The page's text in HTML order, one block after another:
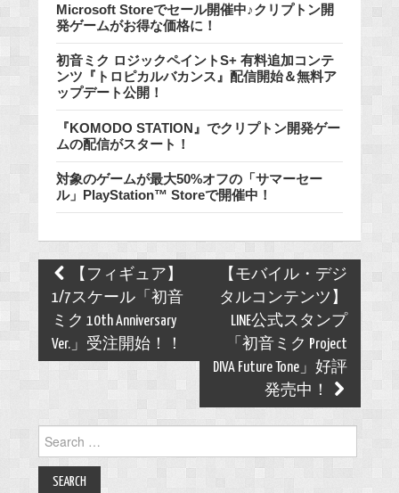
Microsoft Storeでセール開催中♪クリプトン開
発ゲームがお得な価格に！
初音ミク ロジックペイントS+ 有料追加コンテ
ンツ『トロピカルバカンス』配信開始＆無料ア
ップデート公開！
『KOMODO STATION』でクリプトン開発ゲー
ムの配信がスタート！
対象のゲームが最大50%オフの「サマーセー
ル」PlayStation™ Storeで開催中！
Post
navigation
【フィギュア】
1/7スケール「初音
ミク 10th Anniversary
Ver.」受注開始！！
【モバイル・デジ
タルコンテンツ】
LINE公式スタンプ
「初音ミク Project
DIVA Future Tone」好評
発売中！
for: